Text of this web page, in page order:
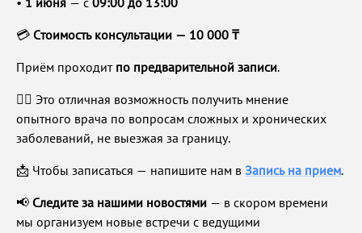
💳 Стоимость консультации — 10 000 ₸
Приём проходит по предварительной записи.
👨‍⚕️ Это отличная возможность получить мнение
опытного врача по вопросам сложных и хронических
заболеваний, не выезжая за границу.
📩 Чтобы записаться — напишите нам в Запись на прием.
📢 Следите за нашими новостями — в скором времени
мы организуем новые встречи с ведущими